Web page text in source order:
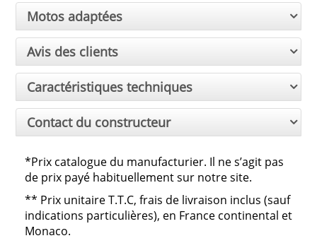
Motos adaptées
Avis des clients
Caractéristiques techniques
Contact du constructeur
*Prix catalogue du manufacturier. Il ne s’agit pas
de prix payé habituellement sur notre site.
** Prix unitaire T.T.C, frais de livraison inclus (sauf
indications particulières), en France continental et
Monaco.